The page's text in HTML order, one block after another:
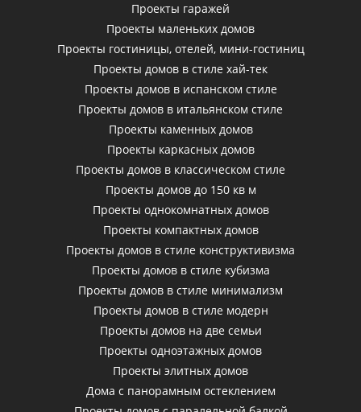
Проекты гаражей
Проекты маленьких домов
Проекты гостиницы, отелей, мини-гостиниц
Проекты домов в стиле хай-тек
Проекты домов в испанском стиле
Проекты домов в итальянском стиле
Проекты каменных домов
Проекты каркасных домов
Проекты домов в классическом стиле
Проекты домов до 150 кв м
Проекты однокомнатных домов
Проекты компактных домов
Проекты домов в стиле конструктивизма
Проекты домов в стиле кубизма
Проекты домов в стиле минимализм
Проекты домов в стиле модерн
Проекты домов на две семьи
Проекты одноэтажных домов
Проекты элитных домов
Дома с панорамным остеклением